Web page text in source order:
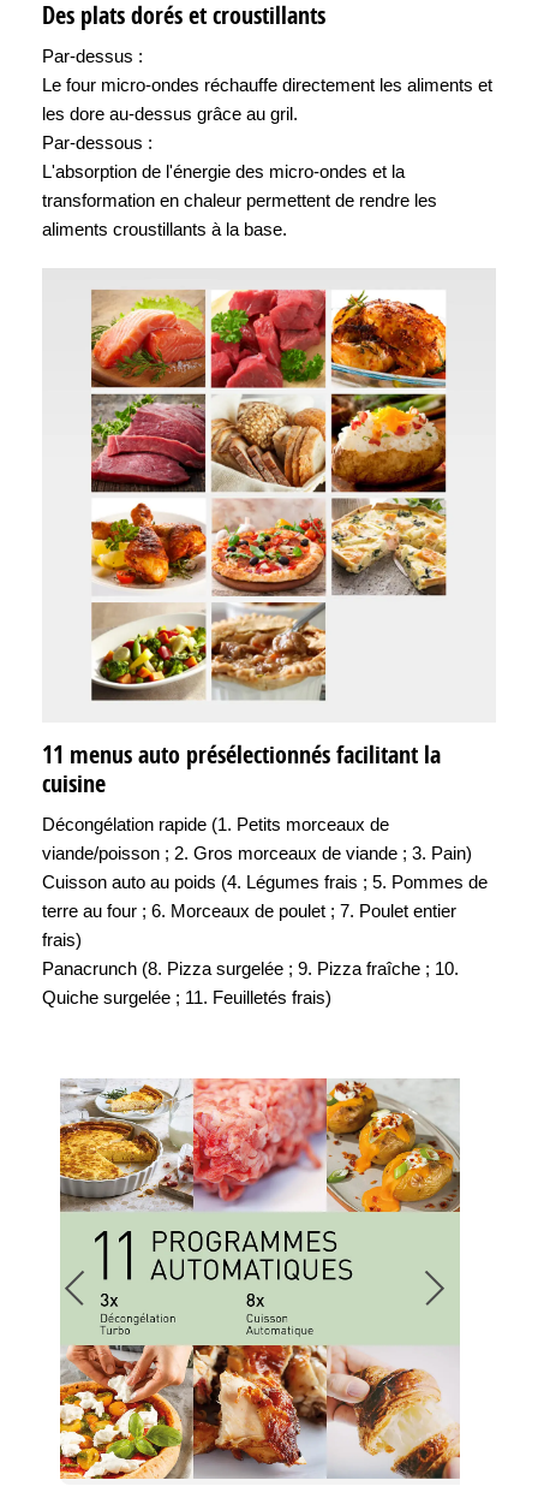
Des plats dorés et croustillants
Par-dessus :
Le four micro-ondes réchauffe directement les aliments et
les dore au-dessus grâce au gril.
Par-dessous :
L'absorption de l'énergie des micro-ondes et la
transformation en chaleur permettent de rendre les
aliments croustillants à la base.
11 menus auto présélectionnés facilitant la
cuisine
Décongélation rapide (1. Petits morceaux de
viande/poisson ; 2. Gros morceaux de viande ; 3. Pain)
Cuisson auto au poids (4. Légumes frais ; 5. Pommes de
terre au four ; 6. Morceaux de poulet ; 7. Poulet entier
frais)
Panacrunch (8. Pizza surgelée ; 9. Pizza fraîche ; 10.
Quiche surgelée ; 11. Feuilletés frais)